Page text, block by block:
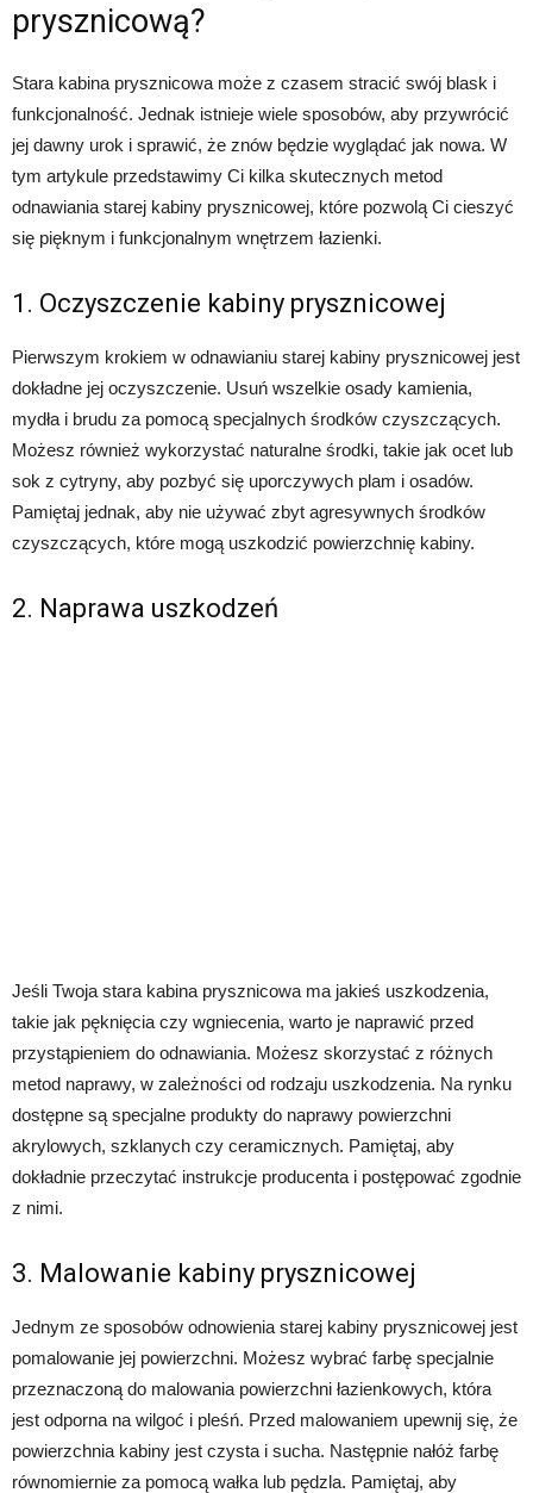
prysznicową?
Stara kabina prysznicowa może z czasem stracić swój blask i
funkcjonalność. Jednak istnieje wiele sposobów, aby przywrócić
jej dawny urok i sprawić, że znów będzie wyglądać jak nowa. W
tym artykule przedstawimy Ci kilka skutecznych metod
odnawiania starej kabiny prysznicowej, które pozwolą Ci cieszyć
się pięknym i funkcjonalnym wnętrzem łazienki.
1. Oczyszczenie kabiny prysznicowej
Pierwszym krokiem w odnawianiu starej kabiny prysznicowej jest
dokładne jej oczyszczenie. Usuń wszelkie osady kamienia,
mydła i brudu za pomocą specjalnych środków czyszczących.
Możesz również wykorzystać naturalne środki, takie jak ocet lub
sok z cytryny, aby pozbyć się uporczywych plam i osadów.
Pamiętaj jednak, aby nie używać zbyt agresywnych środków
czyszczących, które mogą uszkodzić powierzchnię kabiny.
2. Naprawa uszkodzeń
Jeśli Twoja stara kabina prysznicowa ma jakieś uszkodzenia,
takie jak pęknięcia czy wgniecenia, warto je naprawić przed
przystąpieniem do odnawiania. Możesz skorzystać z różnych
metod naprawy, w zależności od rodzaju uszkodzenia. Na rynku
dostępne są specjalne produkty do naprawy powierzchni
akrylowych, szklanych czy ceramicznych. Pamiętaj, aby
dokładnie przeczytać instrukcje producenta i postępować zgodnie
z nimi.
3. Malowanie kabiny prysznicowej
Jednym ze sposobów odnowienia starej kabiny prysznicowej jest
pomalowanie jej powierzchni. Możesz wybrać farbę specjalnie
przeznaczoną do malowania powierzchni łazienkowych, która
jest odporna na wilgoć i pleśń. Przed malowaniem upewnij się, że
powierzchnia kabiny jest czysta i sucha. Następnie nałóż farbę
równomiernie za pomocą wałka lub pędzla. Pamiętaj, aby